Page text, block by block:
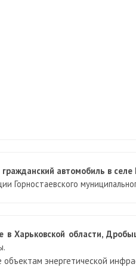
гражданский автомобиль в
Горностаевского
в Харьковской области,
энергетической